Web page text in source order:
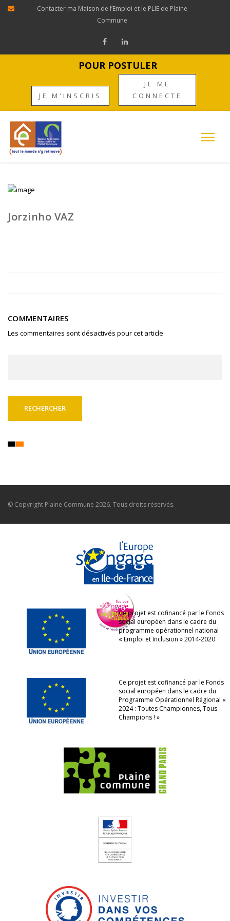
Contacter ma Maison de l’Emploi et le PLIE de Plaine
Commune
POUR POSTULER
JE M'INSCRIS
JE ME
CONNECTE
Jorzinho VAZ
COMMENTAIRES
Les commentaires sont désactivés pour cet article
© Copyright Plaine Commune 2026. Tous droits réservés.
Ce projet est cofinancé par le Fonds
social européen dans le cadre du
programme opérationnel national
« Emploi et Inclusion » 2014-2020
Ce projet est cofinancé par le Fonds
social européen dans le cadre du
Programme Opérationnel Régional «
2024 : Toutes Championnes, Tous
Champions ! »